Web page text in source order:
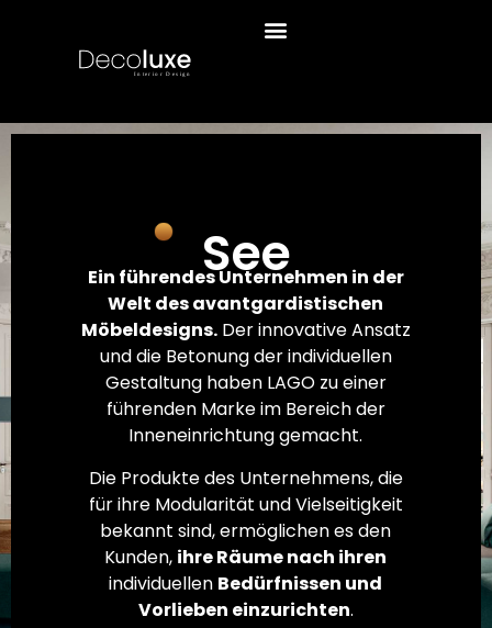
See
Ein führendes Unternehmen in der
Welt des avantgardistischen
Möbeldesigns.Der innovative Ansatz
und die Betonung der individuellen
Gestaltung haben LAGO zu einer
führenden Marke im Bereich der
Inneneinrichtung gemacht.
Die Produkte des Unternehmens, die
für ihre Modularität und Vielseitigkeit
bekannt sind, ermöglichen es den
Kunden, ihre Räume nach ihren
individuellen Bedürfnissen und
Vorlieben einzurichten.